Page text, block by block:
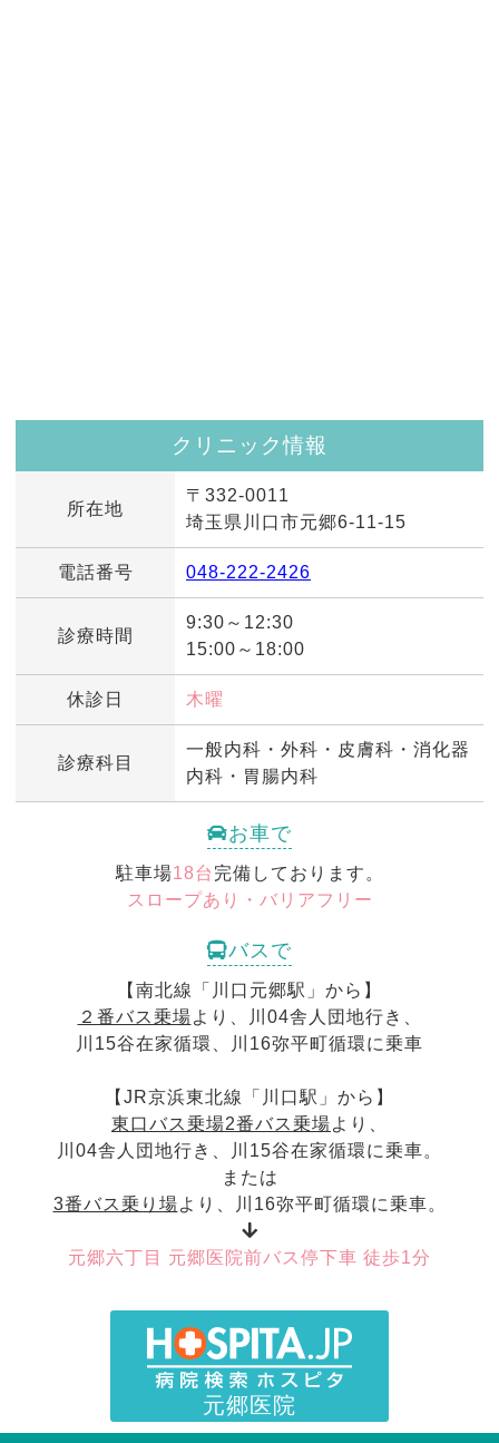
クリニック情報
所在地
〒332-0011
埼玉県川口市元郷6-11-15
電話番号 048-222-2426
診療時間
9:30～12:30
15:00～18:00
休診日 木曜
診療科目
一般内科・外科・皮膚科・消化器
内科・胃腸内科
お車で
駐車場18台 完備しております。
スロープあり・バリアフリー
バスで
【南北線「川口元郷駅」から】
２番バス乗場より、川04舎人団地行き、
川15谷在家循環、川16弥平町循環に乗車
【JR京浜東北線「川口駅」から】
東口バス乗場2番バス乗場より、
川04舎人団地行き、川15谷在家循環に乗車。
または
3番バス乗り場より、川16弥平町循環に乗車。
元郷六丁目 元郷医院前バス停下車 徒歩1分
元郷医院